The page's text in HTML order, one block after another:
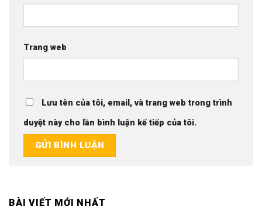
Trang web
Lưu tên của tôi, email, và trang web trong trình
duyệt này cho lần bình luận kế tiếp của tôi.
BÀI VIẾT MỚI NHẤT